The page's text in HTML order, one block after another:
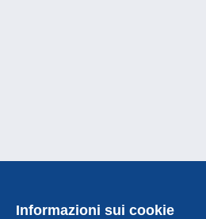
Informazioni sui cookie